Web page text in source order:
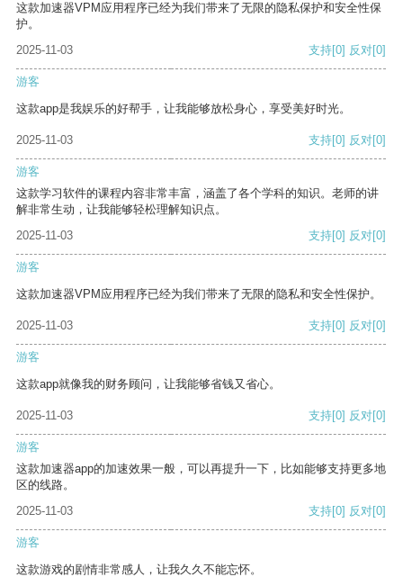
这款加速器VPM应用程序已经为我们带来了无限的隐私保护和安全性保
护。
2025-11-03
支持[0] 反对[0]
游客
这款app是我娱乐的好帮手，让我能够放松身心，享受美好时光。
2025-11-03 支持[0] 反对[0]
游客
这款学习软件的课程内容非常丰富，涵盖了各个学科的知识。老师的讲
解非常生动，让我能够轻松理解知识点。
2025-11-03
支持[0] 反对[0]
游客
这款加速器VPM应用程序已经为我们带来了无限的隐私和安全性保护。
2025-11-03 支持[0] 反对[0]
游客
这款app就像我的财务顾问，让我能够省钱又省心。
2025-11-03 支持[0] 反对[0]
游客
这款加速器app的加速效果一般，可以再提升一下，比如能够支持更多地
区的线路。
2025-11-03
支持[0] 反对[0]
游客
这款游戏的剧情非常感人，让我久久不能忘怀。